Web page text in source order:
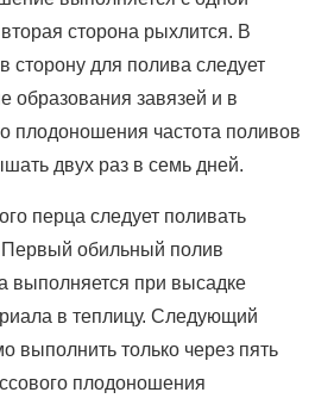
сторона рыхлится. В
сторону для полива следует
образования завязей и в
плодоношения частота поливов
двух раз в семь дней.
перца следует поливать
обильный полив
выполняется при высадке
в теплицу. Следующий
выполнить только через пять
плодоношения